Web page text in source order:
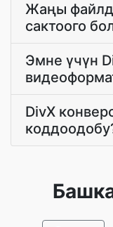
Жаңы
сактоого
Эмне үчүн
DivX